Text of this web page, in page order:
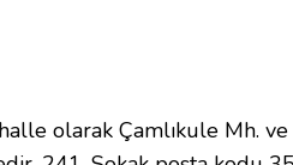
olarak Çamlıkule Mh. ve